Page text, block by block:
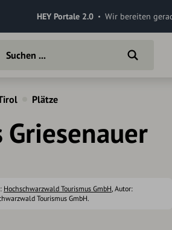
HEY Portale 2.0 Wir bereiten
Plätze
Griesenauer
Hochschwarzwald Tourismus GmbH, Autor:
Tourismus GmbH.